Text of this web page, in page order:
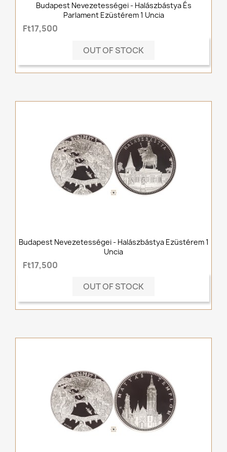
Budapest Nevezetességei - Halászbástya És
Parlament Ezüstérem 1 Uncia
Ft17,500
OUT OF STOCK
Budapest Nevezetességei - Halászbástya Ezüstérem 1
Uncia
Ft17,500
OUT OF STOCK